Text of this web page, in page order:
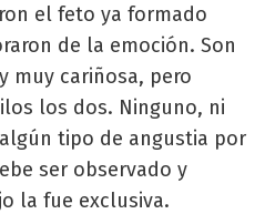
el feto ya formado
de la emoción. Son
muy cariñosa, pero
los dos. Ninguno, ni
tipo de angustia por
ser observado y
la fue exclusiva.